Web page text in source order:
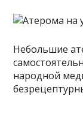
Небольшие
народной